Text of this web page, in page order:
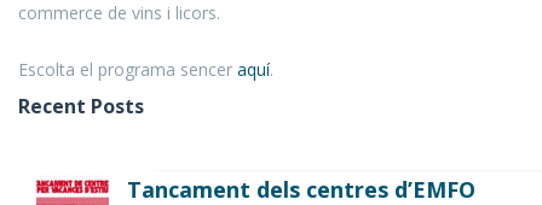
commerce de vins i licors.
Escolta el programa sencer aquí.
Recent Posts
Tancament dels centres d’EMFO